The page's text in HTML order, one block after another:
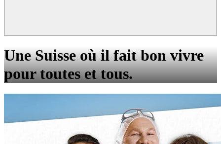
Une Suisse où il fait bon vivre
pour toutes et tous.